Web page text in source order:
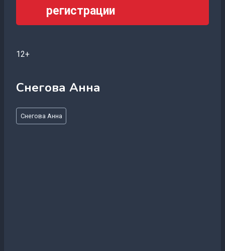
регистрации
12+
Снегова Анна
Метки
записи:
Снегова Анна